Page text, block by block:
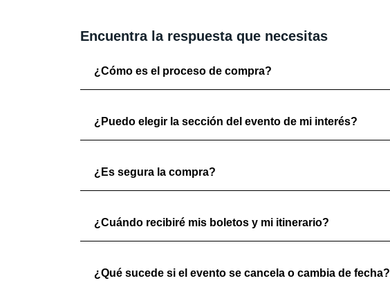
Encuentra la respuesta que necesitas
¿Cómo es el proceso de compra?
¿Puedo elegir la sección del evento de mi interés?
¿Es segura la compra?
¿Cuándo recibiré mis boletos y mi itinerario?
¿Qué sucede si el evento se cancela o cambia de fecha?